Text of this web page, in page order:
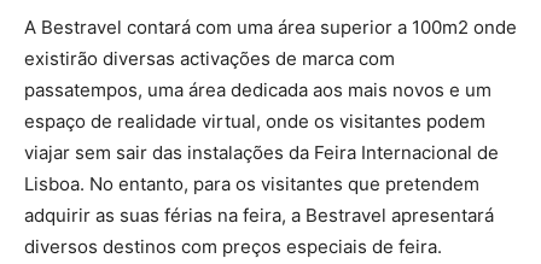
A Bestravel contará com uma área superior a 100m2 onde
existirão diversas activações de marca com
passatempos, uma área dedicada aos mais novos e um
espaço de realidade virtual, onde os visitantes podem
viajar sem sair das instalações da Feira Internacional de
Lisboa. No entanto, para os visitantes que pretendem
adquirir as suas férias na feira, a Bestravel apresentará
diversos destinos com preços especiais de feira.